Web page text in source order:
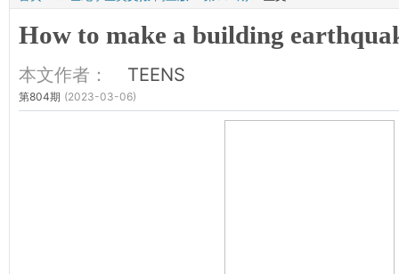
How to make a building
本文作者： TEENS
第804期 (2023-03-06)